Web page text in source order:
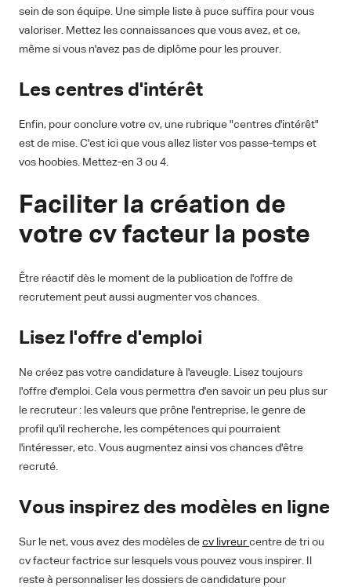
sein de son équipe. Une simple liste à puce suffira pour vous
valoriser. Mettez les connaissances que vous avez, et ce,
même si vous n'avez pas de diplôme pour les prouver.
Les centres d'intérêt
Enfin, pour conclure votre cv, une rubrique "centres d'intérêt"
est de mise. C'est ici que vous allez lister vos passe-temps et
vos hoobies. Mettez-en 3 ou 4.
Faciliter la création de
votre cv facteur la poste
Être réactif dès le moment de la publication de l'offre de
recrutement peut aussi augmenter vos chances.
Lisez l'offre d'emploi
Ne créez pas votre candidature à l'aveugle. Lisez toujours
l'offre d'emploi. Cela vous permettra d'en savoir un peu plus sur
le recruteur : les valeurs que prône l'entreprise, le genre de
profil qu'il recherche, les compétences qui pourraient
l'intéresser, etc. Vous augmentez ainsi vos chances d'être
recruté.
Vous inspirez des modèles en ligne
Sur le net, vous avez des modèles de cv livreur centre de tri ou
cv facteur factrice sur lesquels vous pouvez vous inspirer. Il
reste à personnaliser les dossiers de candidature pour